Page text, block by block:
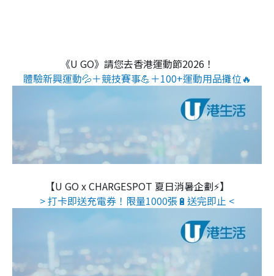
《U GO》請您去香港運動節2026！
體驗新興運動💦＋競技賽事💪＋100+運動用品攤位🔥
【U GO x CHARGESPOT 夏日消暑企劃⚡】
> 打卡即送充電券！限量1000張🔋送完即止 <